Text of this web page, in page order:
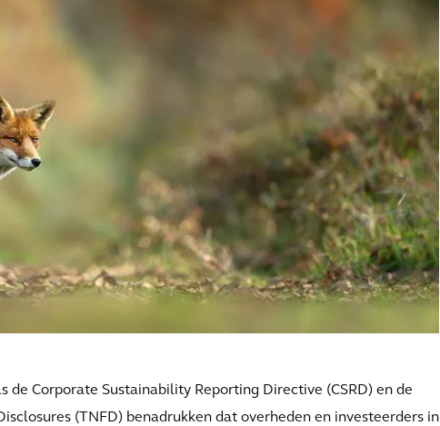
de Corporate Sustainability Reporting Directive (CSRD) en de
(TNFD) benadrukken dat overheden en investeerders in